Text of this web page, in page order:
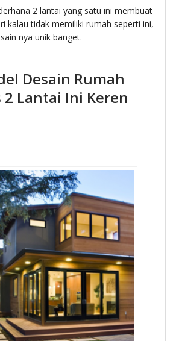
2 lantai yang satu ini membuat
kalau tidak memiliki rumah seperti ini,
nya unik banget.
Desain Rumah
Lantai Ini Keren